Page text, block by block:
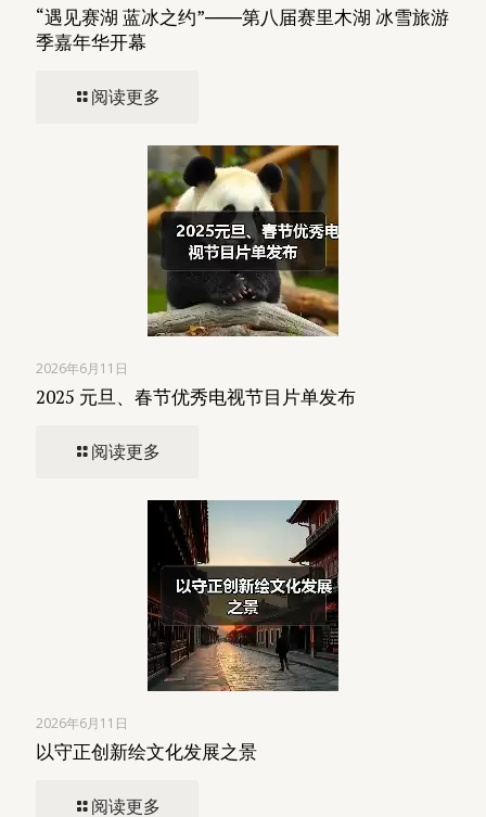
“遇见赛湖 蓝冰之约”――第八届赛里木湖 冰雪旅游
季嘉年华开幕
阅读更多
2026年6月11日
2025 元旦、春节优秀电视节目片单发布
阅读更多
2026年6月11日
以守正创新绘文化发展之景
阅读更多